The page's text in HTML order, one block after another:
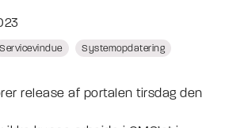
Servicevindue Systemopdatering
release af portalen tirsdag den